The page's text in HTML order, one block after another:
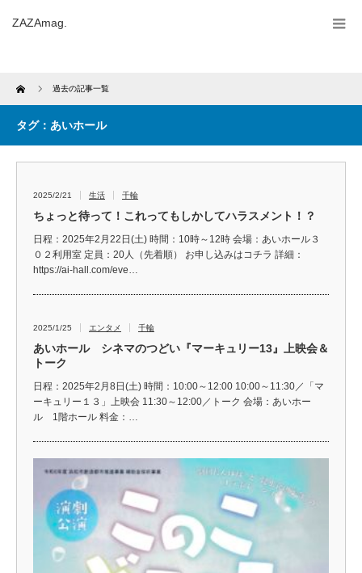
ZAZAmag.
Home 過去の記事一覧
タグ：あいホール
2025/2/21 生活 千輪
ちょっと待って！これってもしかしてハラスメント！？
日程：2025年2月22日(土) 時間：10時～12時 会場：あいホール３
０２利用室 定員：20人（先着順） お申し込みはコチラ 詳細：
https://ai-hall.com/eve…
2025/1/25 エンタメ 千輪
あいホール シネマのつどい『マーキュリー13』上映会＆
トーク
日程：2025年2月8日(土) 時間：10:00～12:00 10:00～11:30／「マ
ーキュリー１３」上映会 11:30～12:00／トーク 会場：あいホー
ル 1階ホール 料金：…